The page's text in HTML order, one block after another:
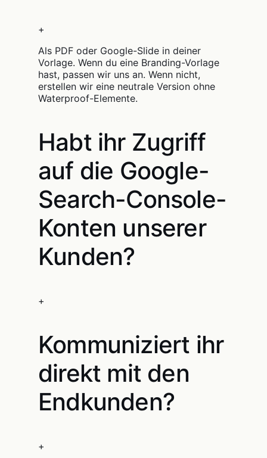
+
Als PDF oder Google-Slide in deiner
Vorlage. Wenn du eine Branding-Vorlage
hast, passen wir uns an. Wenn nicht,
erstellen wir eine neutrale Version ohne
Waterproof-Elemente.
Habt ihr Zugriff
auf die Google-
Search-Console-
Konten unserer
Kunden?
+
Kommuniziert ihr
direkt mit den
Endkunden?
+